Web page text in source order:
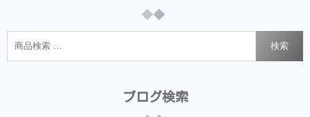
検索
ブログ検索